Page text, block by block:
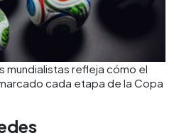
mundialistas refleja cómo el
cada etapa de la Copa